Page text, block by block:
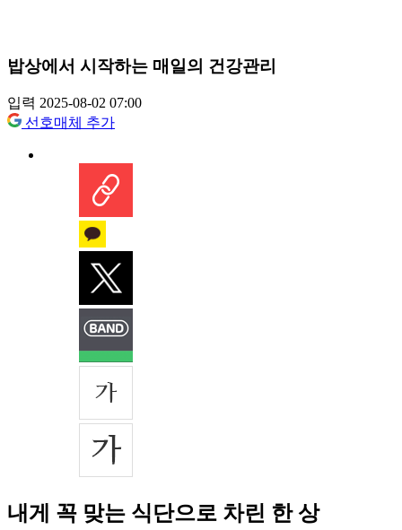
밥상에서 시작하는 매일의 건강관리
입력 2025-08-02 07:00
선호매체 추가
내게 꼭 맞는 식단으로 차린 한 상